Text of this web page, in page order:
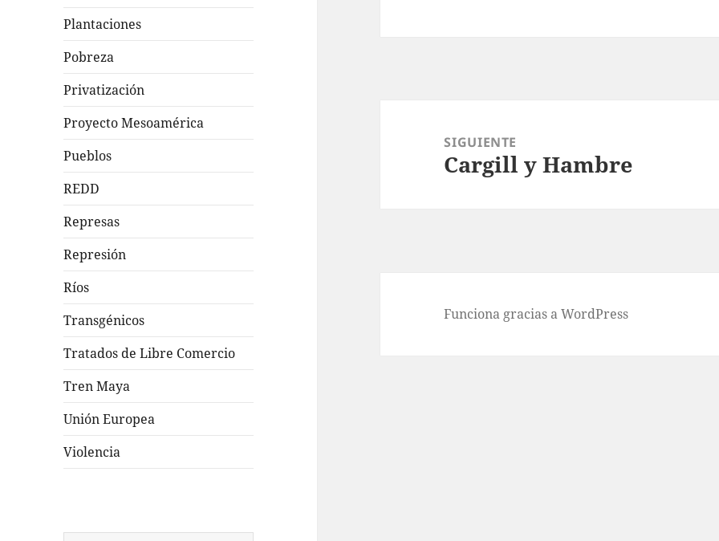
Plantaciones
Pobreza
Privatización
Proyecto Mesoamérica
Pueblos
REDD
Represas
Represión
Ríos
Transgénicos
Tratados de Libre Comercio
Tren Maya
Unión Europea
Violencia
entradas
SIGUIENTE
Entrada
Cargill y Hambre
Funciona gracias a WordPress